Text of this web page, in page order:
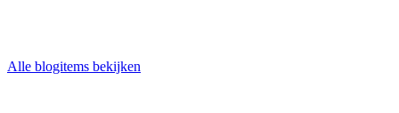
Alle blogitems bekijken